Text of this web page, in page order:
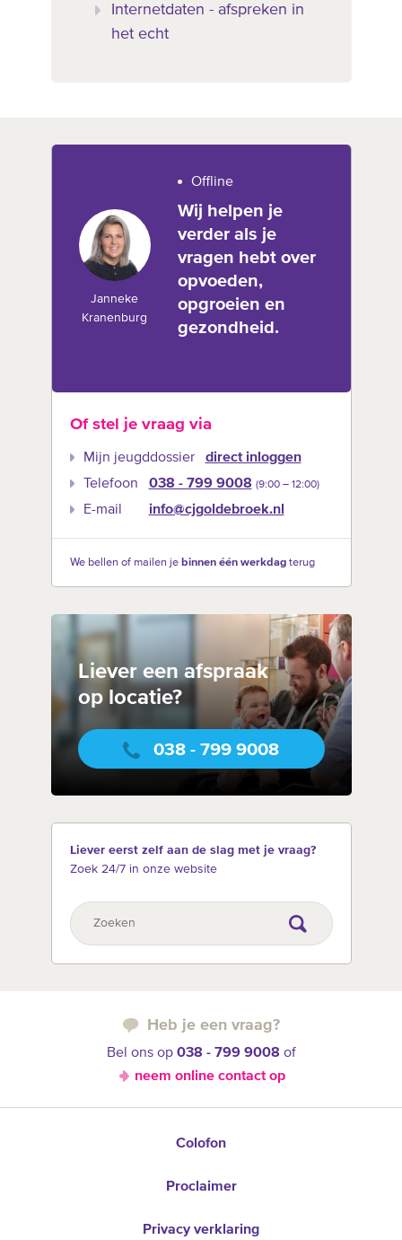
Internetdaten - afspreken in
het echt
Janneke
Kranenburg
Offline
Wij helpen je
verder als je
vragen hebt over
opvoeden,
opgroeien en
gezondheid.
Of stel je vraag via
Mijn jeugddossier
direct inloggen
Telefoon
038 - 799 9008 (9:00 –‍ 12:00)
E-mail info@cjgoldebroek.nl
We bellen of mailen je binnen één werkdagterug
Liever een afspraak
op locatie?
038 - 799 9008
Liever eerst zelf aan de slag met je vraag?
Zoek 24/7 in onze website
Heb je een vraag?
Bel ons op 038 - 799 9008 of
neem online contact op
Colofon
Proclaimer
Privacy verklaring